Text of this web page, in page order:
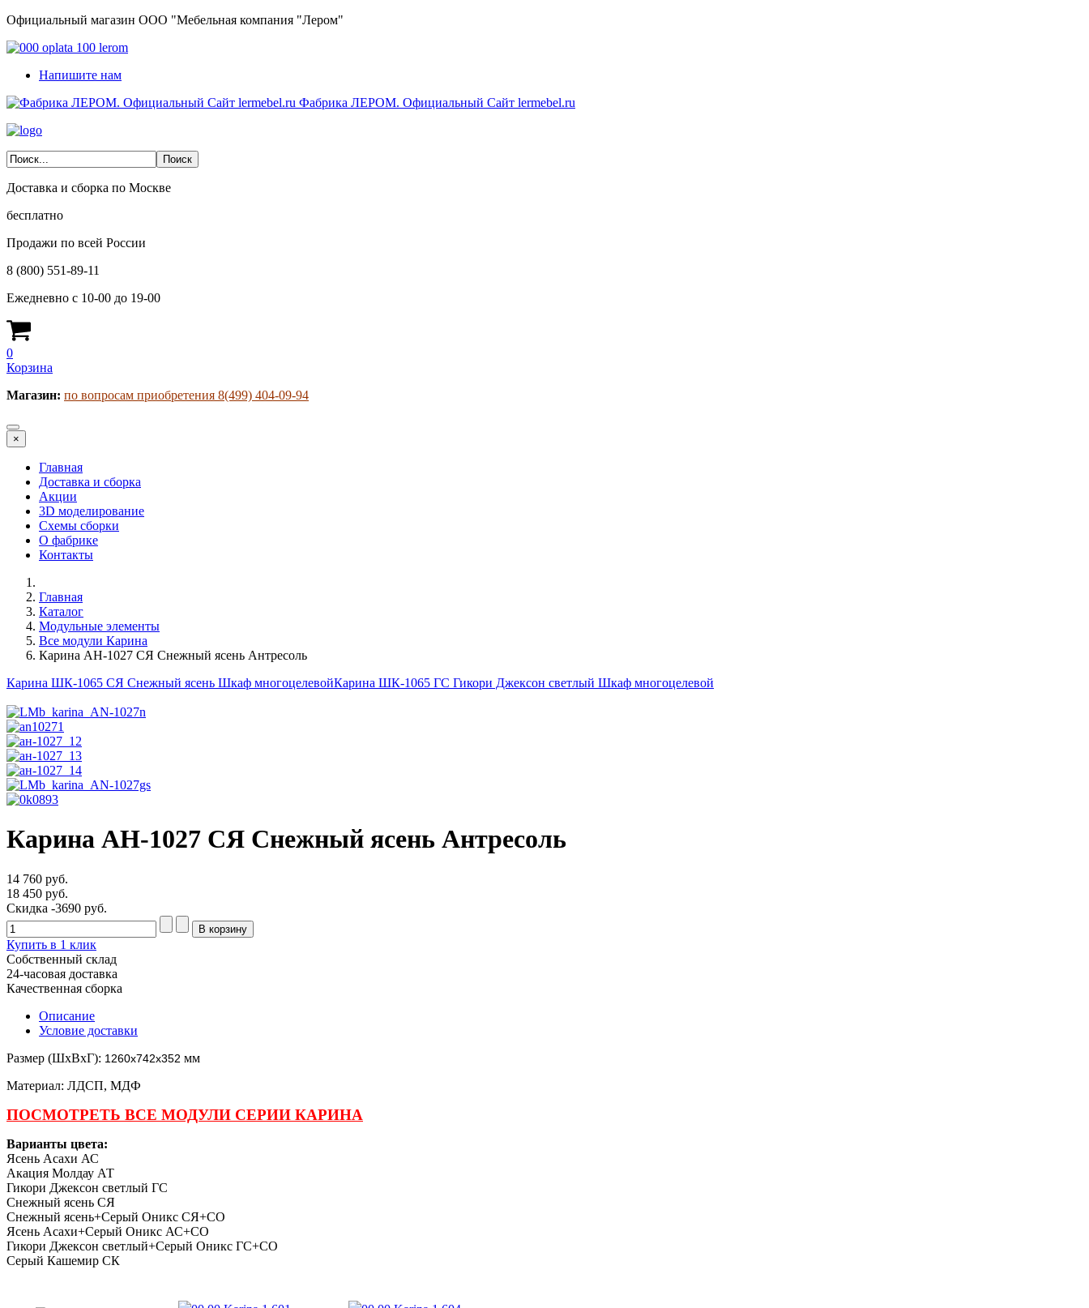
Официальный магазин ООО "Мебельная компания "Лером"
Напишите нам
Фабрика ЛЕРОМ. Официальный Сайт lermebel.ru
Доставка и сборка по Москве
бесплатно
Продажи по всей России
8 (800) 551-89-11
Ежедневно с 10-00 до 19-00
0
Корзина
Магазин: по вопросам приобретения 8(499) 404-09-94
×
Главная
Доставка и сборка
Акции
3D моделирование
Схемы сборки
О фабрике
Контакты
Главная
Каталог
Модульные элементы
Все модули Карина
Карина АН-1027 СЯ Снежный ясень Антресоль
Карина ШК-1065 СЯ Снежный ясень Шкаф многоцелевойКарина ШК-1065 ГС Гикори Джексон светлый Шкаф многоцелевой
Карина АН-1027 СЯ Снежный ясень Антресоль
14 760 руб.
18 450 руб.
Скидка -3690 руб.
Купить в 1 клик
Собственный склад
24-часовая доставка
Качественная сборка
Описание
Условие доставки
Размер (ШхВхГ): 1260х742х352 мм
Материал: ЛДСП, МДФ
ПОСМОТРЕТЬ ВСЕ МОДУЛИ СЕРИИ КАРИНА
Варианты цвета:
Ясень Асахи АС
Акация Молдау АТ
Гикори Джексон светлый ГС
Снежный ясень СЯ
Снежный ясень+Серый Оникс СЯ+СО
Ясень Асахи+Серый Оникс АС+СО
Гикори Джексон светлый+Серый Оникс ГС+СО
Серый Кашемир СК